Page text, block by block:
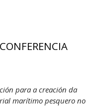
para a creación da
marítimo pesquero no